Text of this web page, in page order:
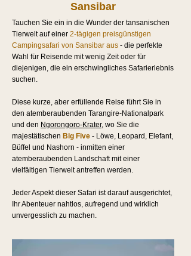
Sansibar
Tauchen Sie ein in die Wunder der tansanischen
Tierwelt auf einer 2-tägigen preisgünstigen
Campingsafari von Sansibar aus - die perfekte
Wahl für Reisende mit wenig Zeit oder für
diejenigen, die ein erschwingliches Safarierlebnis
suchen.
Diese kurze, aber erfüllende Reise führt Sie in
den atemberaubenden Tarangire-Nationalpark
und den Ngorongoro-Krater, wo Sie die
majestätischen Big Five - Löwe, Leopard, Elefant,
Büffel und Nashorn - inmitten einer
atemberaubenden Landschaft mit einer
vielfältigen Tierwelt antreffen werden.
Jeder Aspekt dieser Safari ist darauf ausgerichtet,
Ihr Abenteuer nahtlos, aufregend und wirklich
unvergesslich zu machen.